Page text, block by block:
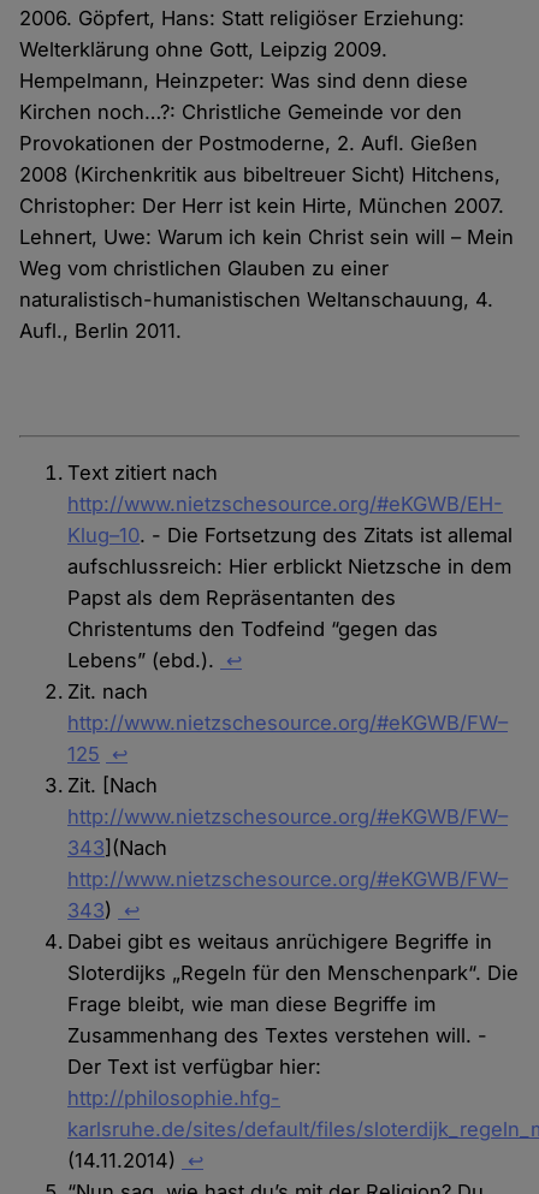
2006. Göpfert, Hans: Statt religiöser Erziehung:
Welterklärung ohne Gott, Leipzig 2009.
Hempelmann, Heinzpeter: Was sind denn diese
Kirchen noch…?: Christliche Gemeinde vor den
Provokationen der Postmoderne, 2. Aufl. Gießen
2008 (Kirchenkritik aus bibeltreuer Sicht) Hitchens,
Christopher: Der Herr ist kein Hirte, München 2007.
Lehnert, Uwe: Warum ich kein Christ sein will – Mein
Weg vom christlichen Glauben zu einer
naturalistisch-humanistischen Weltanschauung, 4.
Aufl., Berlin 2011.
Text zitiert nach
http://www.nietzschesource.org/#eKGWB/EH-
Klug–10. - Die Fortsetzung des Zitats ist allemal
aufschlussreich: Hier erblickt Nietzsche in dem
Papst als dem Repräsentanten des
Christentums den Todfeind “gegen das
Lebens” (ebd.). ↩
Zit. nach
http://www.nietzschesource.org/#eKGWB/FW–
125 ↩
Zit. [Nach
http://www.nietzschesource.org/#eKGWB/FW–
343](Nach
http://www.nietzschesource.org/#eKGWB/FW–
343) ↩
Dabei gibt es weitaus anrüchigere Begriffe in
Sloterdijks „Regeln für den Menschenpark“. Die
Frage bleibt, wie man diese Begriffe im
Zusammenhang des Textes verstehen will. -
Der Text ist verfügbar hier:
http://philosophie.hfg-
karlsruhe.de/sites/default/files/
(14.11.2014) ↩